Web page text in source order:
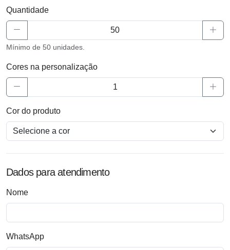
Quantidade
Mínimo de 50 unidades.
Cores na personalização
Cor do produto
Dados para atendimento
Nome
WhatsApp